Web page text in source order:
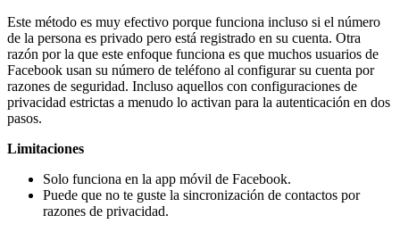
Este método es muy efectivo porque funciona incluso si el número
de la persona es privado pero está registrado en su cuenta. Otra
razón por la que este enfoque funciona es que muchos usuarios de
Facebook usan su número de teléfono al configurar su cuenta por
razones de seguridad. Incluso aquellos con configuraciones de
privacidad estrictas a menudo lo activan para la autenticación en dos
pasos.
Limitaciones
Solo funciona en la app móvil de Facebook.
Puede que no te guste la sincronización de contactos por
razones de privacidad.